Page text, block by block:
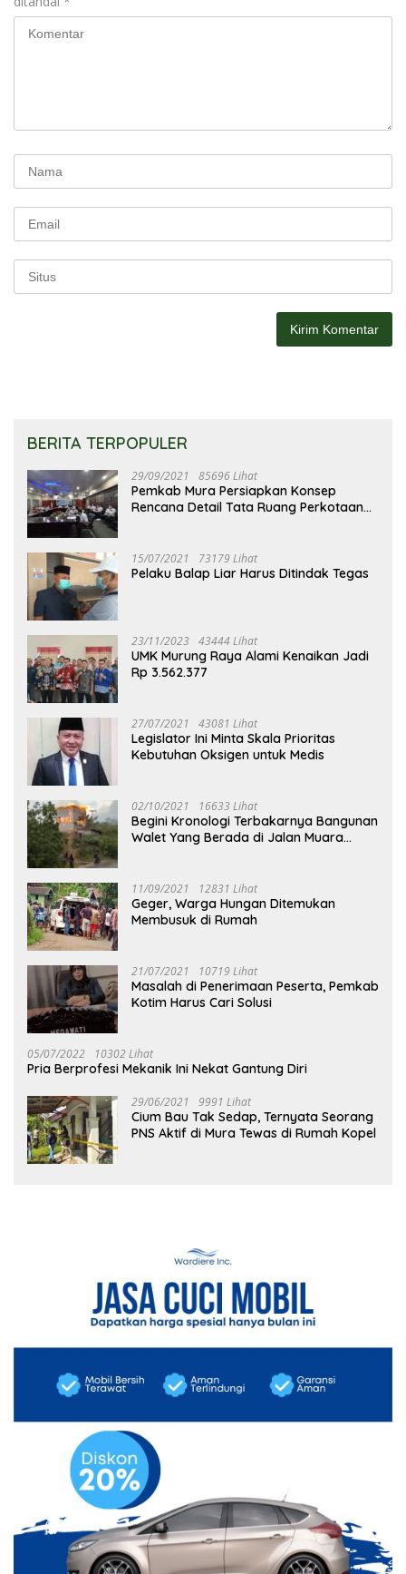
BERITA TERPOPULER
29/09/2021 85696 Lihat
Pemkab Mura Persiapkan Konsep
Rencana Detail Tata Ruang Perkotaan
15/07/2021 73179 Lihat
Pelaku Balap Liar Harus Ditindak Tegas
23/11/2023 43444 Lihat
UMK Murung Raya Alami Kenaikan Jadi
Rp 3.562.377
27/07/2021 43081 Lihat
Legislator Ini Minta Skala Prioritas
Kebutuhan Oksigen untuk Medis
02/10/2021 16633 Lihat
Begini Kronologi Terbakarnya Bangunan
Walet Yang Berada di Jalan Muara
11/09/2021 12831 Lihat
Geger, Warga Hungan Ditemukan
Membusuk di Rumah
21/07/2021 10719 Lihat
Masalah di Penerimaan Peserta, Pemkab
Kotim Harus Cari Solusi
05/07/2022 10302 Lihat
Pria Berprofesi Mekanik Ini Nekat Gantung Diri
29/06/2021 9991 Lihat
Cium Bau Tak Sedap, Ternyata Seorang
PNS Aktif di Mura Tewas di Rumah Kopel